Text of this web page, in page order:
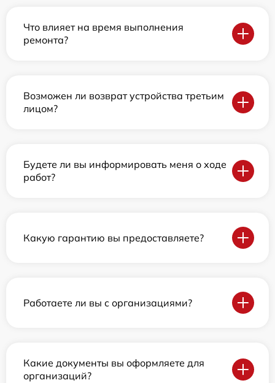
Что влияет на время выполнения
ремонта?
Возможен ли возврат устройства третьим
лицом?
Будете ли вы информировать меня о ходе
работ?
Какую гарантию вы предоставляете?
Работаете ли вы с организациями?
Какие документы вы оформляете для
организаций?